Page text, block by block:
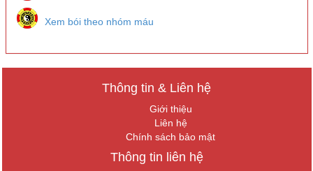
Xem bói theo nhóm máu
Thông tin & Liên hệ
Giới thiệu
Liên hệ
Chính sách bảo mật
Thông tin liên hệ